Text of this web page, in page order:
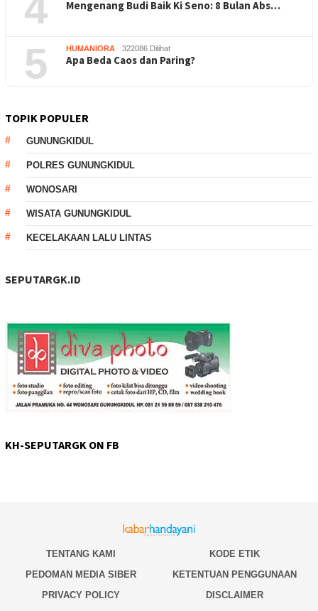
Mengenang Budi Baik Ki Seno: 8 Bulan Abs…
5 HUMANIORA 322086 Dilihat
Apa Beda Caos dan Paring?
TOPIK POPULER
GUNUNGKIDUL
POLRES GUNUNGKIDUL
WONOSARI
WISATA GUNUNGKIDUL
KECELAKAAN LALU LINTAS
SEPUTARGK.ID
KH-SEPUTARGK ON FB
TENTANG KAMI
KODE ETIK
PEDOMAN MEDIA SIBER
KETENTUAN PENGGUNAAN
PRIVACY POLICY
DISCLAIMER